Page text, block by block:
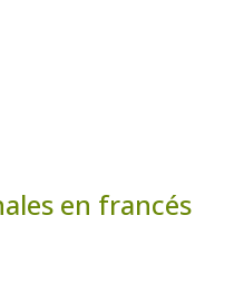
en francés